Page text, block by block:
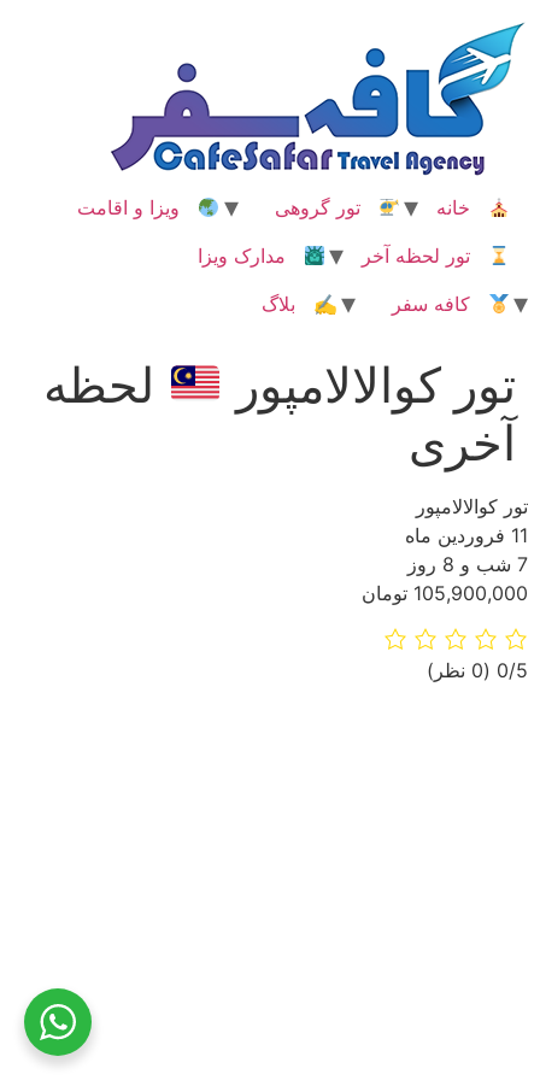
محتوا
خانه تور گروهی
ویزا و اقامت
تور لحظه آخر
مدارک ویزا
کافه سفر
✍ بلاگ
تور کوالالامپور
لحظه
آخری
تور کوالالامپور
11 فروردین ماه
7 شب و 8 روز
105,900,000 تومان
‫0/5 ‫(0 نظر)